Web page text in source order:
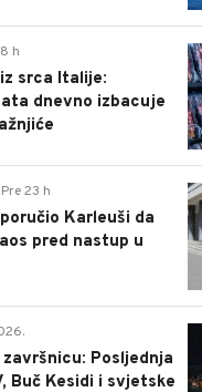
h
srca Italije:
dnevno izbacuje
Pre 23 h
Karleuši da
pred nastup u
Posljednja
Buč Kesidi i svjetske